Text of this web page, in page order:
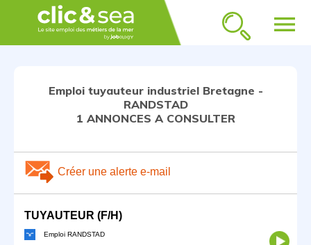
menu
Emploi tuyauteur industriel Bretagne -
RANDSTAD
1 ANNONCES A CONSULTER
Créer une alerte e-mail
TUYAUTEUR (F/H)
Emploi RANDSTAD